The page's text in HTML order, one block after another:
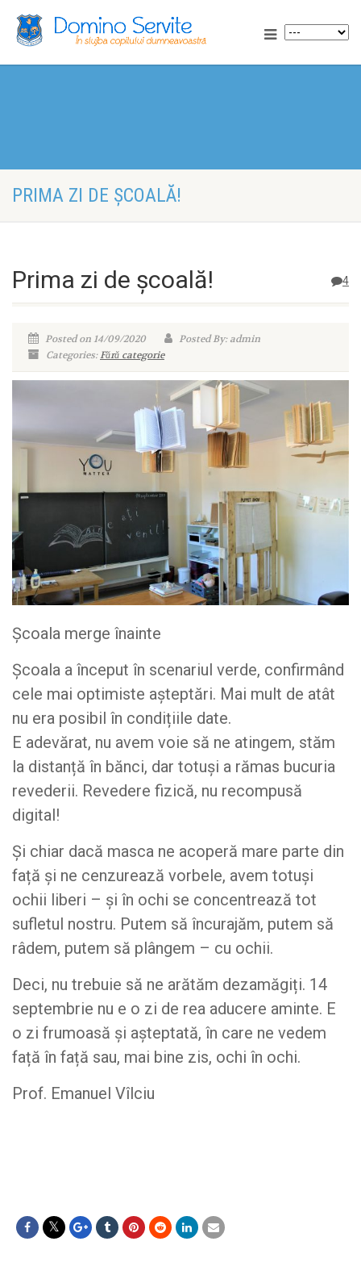
PRIMA ZI DE ȘCOALĂ!
4
Prima zi de școală!
Posted on 14/09/2020
Posted By: admin
Categories:Fără categorie
Școala merge înainte
Școala a început în scenariul verde, confirmând
cele mai optimiste așteptări. Mai mult de atât
nu era posibil în condițiile date.
E adevărat, nu avem voie să ne atingem, stăm
la distanță în bănci, dar totuși a rămas bucuria
revederii. Revedere fizică, nu recompusă
digital!
Și chiar dacă masca ne acoperă mare parte din
față și ne cenzurează vorbele, avem totuși
ochii liberi – și în ochi se concentrează tot
sufletul nostru. Putem să încurajăm, putem să
râdem, putem să plângem – cu ochii.
Deci, nu trebuie să ne arătăm dezamăgiți. 14
septembrie nu e o zi de rea aducere aminte. E
o zi frumoasă și așteptată, în care ne vedem
față în față sau, mai bine zis, ochi în ochi.
Prof. Emanuel Vîlciu